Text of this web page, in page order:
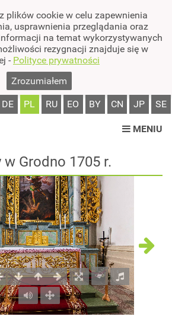
plików cookie w celu zapewnienia
usprawnienia przeglądania oraz
na temat wykorzystywanych
rezygnacji znajduje się w
- Polityce prywatności
Zrozumiałem
DE PL RU EO BY CN JP SE
MENIU
w Grodno 1705 r.